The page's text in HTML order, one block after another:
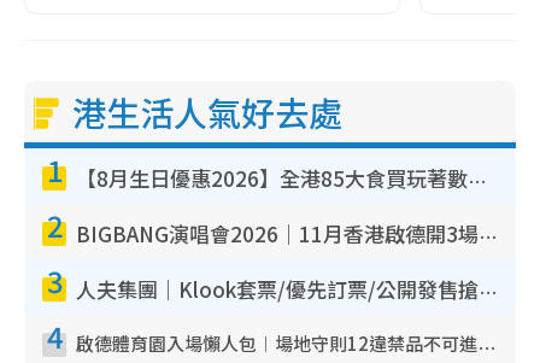
港生活人氣好去處
1 【8月生日優惠2026】全港85大食買玩著數攻略 自助餐/火鍋放題同行免費＋誠品/DONKI送現金券
2 BIGBANG演唱會2026｜11月香港啟德開3場！實名制VIP申請、優先購票攻略
3 人夫集團｜Klook套票/優先訂票/公開發售搶飛攻略！附票價.購票連結.場地座位表
4 啟德體育園入場懶人包︱場地守則12違禁品不可進場准帶細水樽但全場禁樽蓋！應援牌有限制！